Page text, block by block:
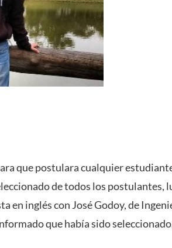
que postulara cualquier
de todos los postulantes,
en inglés con José Godoy, de
que había sido